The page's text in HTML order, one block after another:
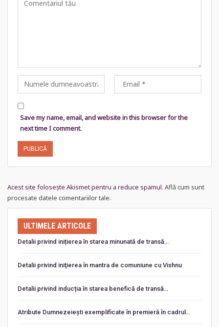
Save my name, email, and website in this browser for the
next time I comment.
Acest site folosește Akismet pentru a reduce spamul. Află cum sunt
procesate datele comentariilor tale.
ULTIMELE ARTICOLE
Detalii privind inițierea în starea minunată de transă…
Detalii privind iniţierea în mantra de comuniune cu Vishnu
Detalii privind inducția în starea benefică de transă…
Atribute Dumnezeiești exemplificate în premieră în cadrul…